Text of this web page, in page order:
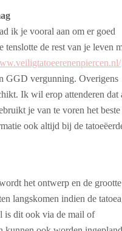
ik je vooral aan om er goed
tenslotte de rest van je leven
GGD vergunning. Overigens
Ik wil erop attenderen dat
je van te voren het beste
ook altijd bij de
het ontwerp en de grootte
langskomen indien de
is dit ook via de mail of